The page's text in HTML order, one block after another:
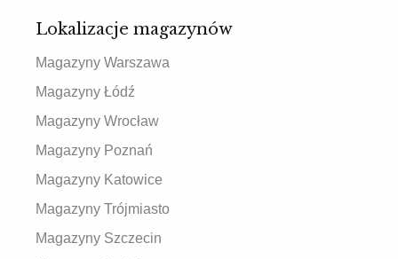
Lokalizacje magazynów
Magazyny Warszawa
Magazyny Łódź
Magazyny Wrocław
Magazyny Poznań
Magazyny Katowice
Magazyny Trójmiasto
Magazyny Szczecin